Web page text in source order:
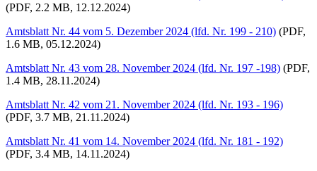
(PDF, 2.2 MB, 12.12.2024)
Amtsblatt Nr. 44 vom 5. Dezember 2024 (lfd. Nr. 199 - 210) (PDF,
1.6 MB, 05.12.2024)
Amtsblatt Nr. 43 vom 28. November 2024 (lfd. Nr. 197 -198) (PDF,
1.4 MB, 28.11.2024)
Amtsblatt Nr. 42 vom 21. November 2024 (lfd. Nr. 193 - 196)
(PDF, 3.7 MB, 21.11.2024)
Amtsblatt Nr. 41 vom 14. November 2024 (lfd. Nr. 181 - 192)
(PDF, 3.4 MB, 14.11.2024)